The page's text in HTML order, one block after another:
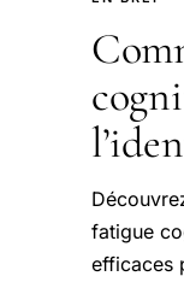
fatigue
efficaces